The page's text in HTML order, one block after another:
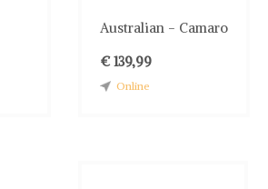
Australian - Camaro
€ 139,99
Online